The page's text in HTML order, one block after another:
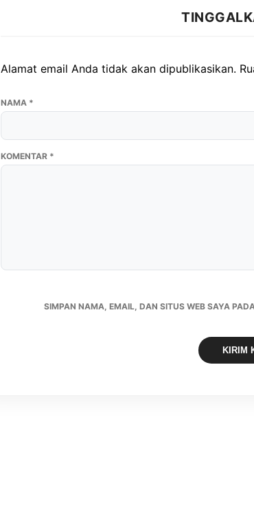
Alamat email Anda tidak akan dipublikasikan.
KOMENTAR *
NAMA *
SIMPAN NAMA, EMAIL, DAN SITUS WEB SAYA